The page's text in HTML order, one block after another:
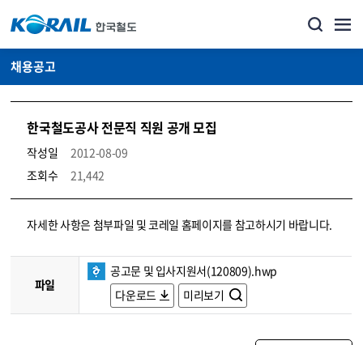
채용공고
한국철도공사 전문직 직원 공개 모집
작성일
2012-08-09
조회수
21,442
코레일소개_경영공시_채용공고 상세보기 – 내용, 파일, 담당자 연락처로 구성
자세한 사항은 첨부파일 및 코레일 홈페이지를 참고하시기 바랍니다.
파일
공고문 및 입사지원서(120809).hwp
다운로드
미리보기